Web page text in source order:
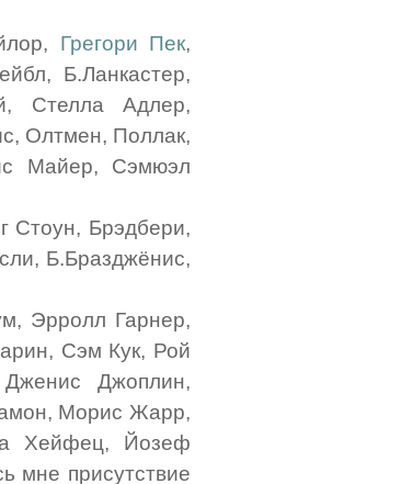
Грегори Пек,
Б.Ланкастер,
Стелла Адлер,
Олтмен, Поллак,
Майер, Сэмюэл
Стоун, Брэдбери,
Б.Бразджёнис,
Эрролл Гарнер,
Сэм Кук, Рой
Джоплин,
Морис Жарр,
Хейфец, Йозеф
мне присутствие